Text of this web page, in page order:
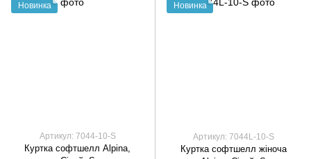
Новинка
Артикул: 7044-10-S
Куртка софтшелл Alpina,
Новинка
Артикул: 7044L-10-S
Куртка софтшелл жіноча